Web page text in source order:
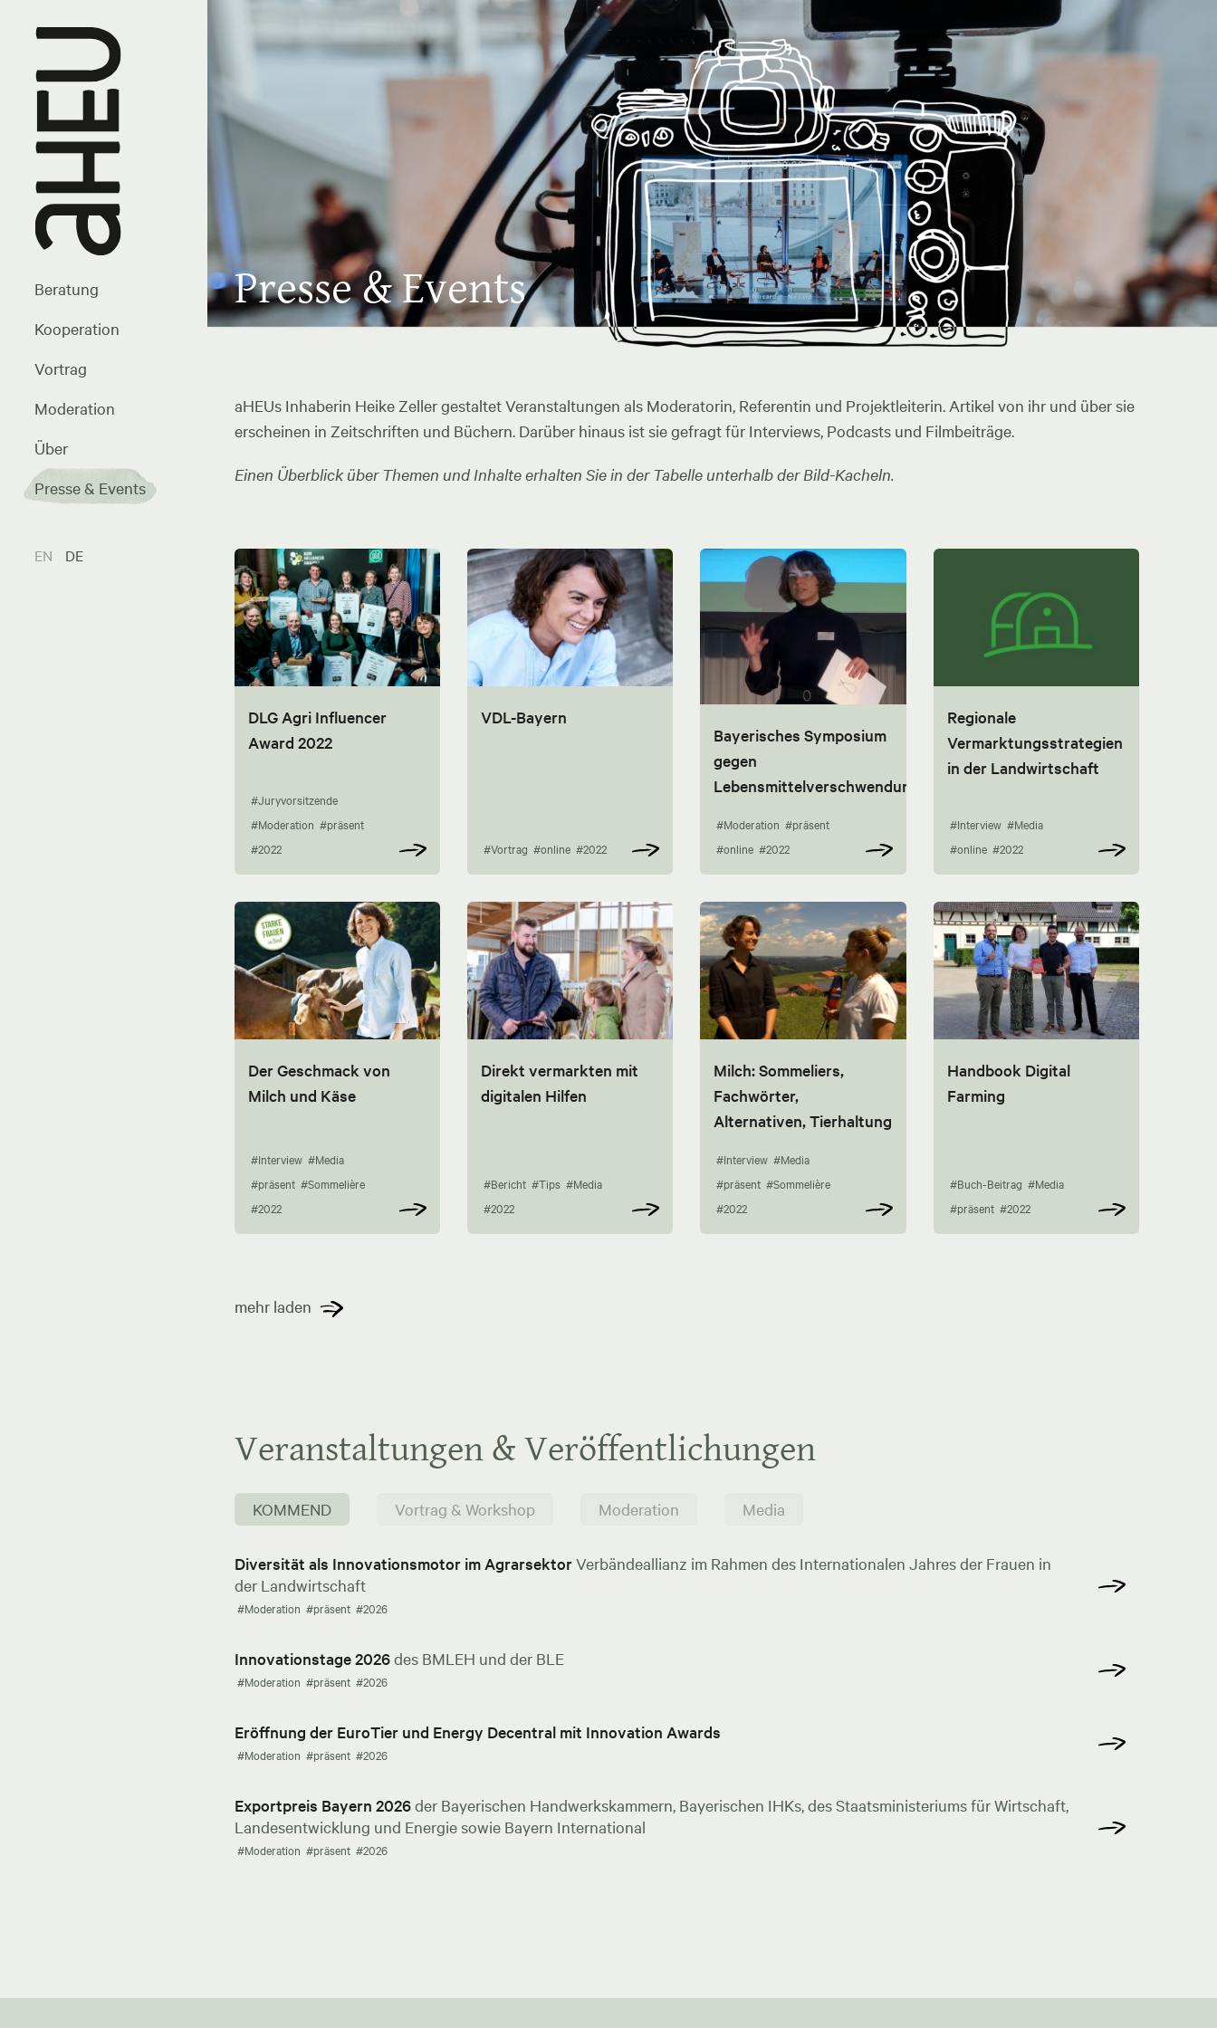
Beratung
Kooperation
Vortrag
Moderation
Über
Presse & Events
EN DE
Presse & Events
aHEUs Inhaberin Heike Zeller gestaltet Veranstaltungen als Moderatorin, Referentin und Projektleiterin. Artikel von ihr und über sie
erscheinen in Zeitschriften und Büchern. Darüber hinaus ist sie gefragt für Interviews, Podcasts und Filmbeiträge.
Einen Überblick über Themen und Inhalte erhalten Sie in der Tabelle unterhalb der Bild-Kacheln.
DLG Agri Influencer
Award 2022
#Juryvorsitzende
#Moderation #präsent
#2022
VDL-Bayern
#Vortrag #online #2022
Bayerisches Symposium
gegen
Lebensmittelverschwendung
#Moderation #präsent
#online #2022
Regionale
Vermarktungsstrategien
in der Landwirtschaft
#Interview #Media
#online #2022
Der Geschmack von
Milch und Käse
#Interview #Media
#präsent #Sommelière
#2022
Direkt vermarkten mit
digitalen Hilfen
#Bericht #Tips #Media
#2022
Milch: Sommeliers,
Fachwörter,
Alternativen, Tierhaltung
#Interview #Media
#präsent #Sommelière
#2022
Handbook Digital
Farming
#Buch-Beitrag #Media
#präsent #2022
mehr laden
Veranstaltungen & Veröffentlichungen
KOMMEND Vortrag & Workshop Moderation Media
Diversität als Innovationsmotor im AgrarsektorVerbändeallianz im Rahmen des Internationalen Jahres der Frauen in
der Landwirtschaft
#Moderation #präsent #2026
Innovationstage 2026des BMLEH und der BLE
#Moderation #präsent #2026
Eröffnung der EuroTier und Energy Decentral mit Innovation Awards
#Moderation #präsent #2026
Exportpreis Bayern 2026der Bayerischen Handwerkskammern, Bayerischen IHKs, des Staatsministeriums für Wirtschaft,
Landesentwicklung und Energie sowie Bayern International
#Moderation #präsent #2026